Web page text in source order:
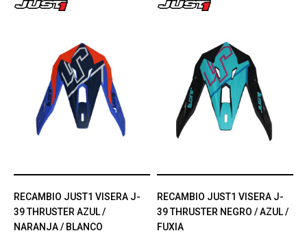
RECAMBIO JUST1 VISERA J-
39 THRUSTER AZUL /
NARANJA / BLANCO
RECAMBIO JUST1 VISERA J-
39 THRUSTER NEGRO / AZUL /
FUXIA